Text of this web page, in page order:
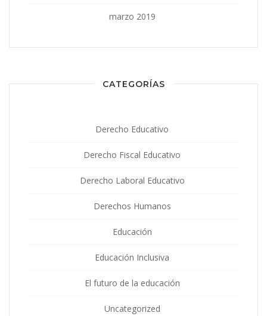
marzo 2019
CATEGORÍAS
Derecho Educativo
Derecho Fiscal Educativo
Derecho Laboral Educativo
Derechos Humanos
Educación
Educación Inclusiva
El futuro de la educación
Uncategorized